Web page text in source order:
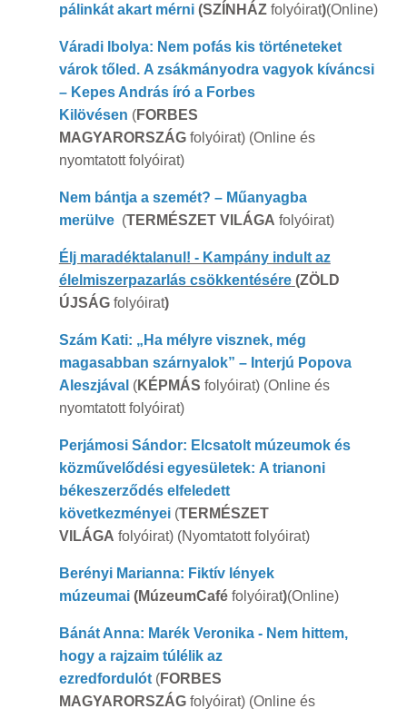
pálinkát akart mérni (SZÍNHÁZ folyóirat)(Online)
Váradi Ibolya: Nem pofás kis történeteket
várok tőled. A zsákmányodra vagyok kíváncsi
– Kepes András író a Forbes
Kilövésen (FORBES
MAGYARORSZÁGfolyóirat) (Online és
nyomtatott folyóirat)
Nem bántja a szemét? – Műanyagba
merülve (TERMÉSZET VILÁGA folyóirat)
Élj maradéktalanul! - Kampány indult az
élelmiszerpazarlás csökkentésére (ZÖLD
ÚJSÁG folyóirat)
Szám Kati: „Ha mélyre visznek, még
magasabban szárnyalok” – Interjú Popova
Aleszjával (KÉPMÁS folyóirat) (Online és
nyomtatott folyóirat)
Perjámosi Sándor: Elcsatolt múzeumok és
közművelődési egyesületek: A trianoni
békeszerződés elfeledett
következményei (TERMÉSZET
VILÁGA folyóirat) (Nyomtatott folyóirat)
Berényi Marianna: Fiktív lények
múzeumai(MúzeumCafé folyóirat)(Online)
Bánát Anna: Marék Veronika - Nem hittem,
hogy a rajzaim túlélik az
ezredfordulót (FORBES
MAGYARORSZÁGfolyóirat) (Online és